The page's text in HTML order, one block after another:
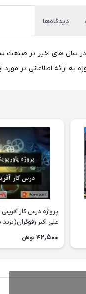
دیدگاه‌ها
سال های اخیر در صنعت
به ارائه اطلاعاتی در
پروژه درس کار آفرینی
علی اکبر
42,500 تومان